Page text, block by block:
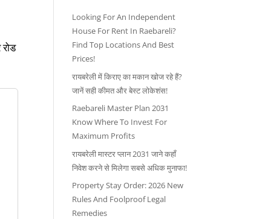
Looking For An Independent
House For Rent In Raebareli?
Find Top Locations And Best
Prices!
रायबरेली में किराए का मकान खोज रहे हैं?
जानें सही कीमत और बेस्ट लोकेशंस!
Raebareli Master Plan 2031
Know Where To Invest For
Maximum Profits
रायबरेली मास्टर प्लान 2031 जाने कहाँ
निवेश करने से मिलेगा सबसे अधिक मुनाफा!
Property Stay Order: 2026 New
Rules And Foolproof Legal
Remedies